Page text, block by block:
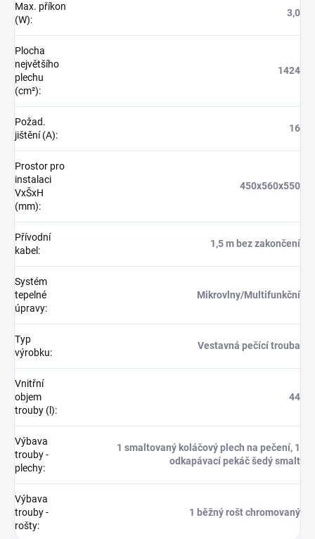
Max. příkon
(W):
3,0
Plocha
největšího
plechu
(cm²):
1424
Požad.
jištění (A):
16
Prostor pro
instalaci
VxŠxH
(mm):
450x560x550
Přívodní
kabel :
1,5 m bez zakončení
Systém
tepelné
úpravy:
Mikrovlny/Multifunkční
Typ
výrobku:
Vestavná pečící trouba
Vnitřní
objem
trouby (l):
44
Výbava
trouby -
plechy:
1 smaltovaný koláčový plech na pečení, 1
odkapávací pekáč šedý smalt
Výbava
trouby -
rošty:
1 běžný rošt chromovaný